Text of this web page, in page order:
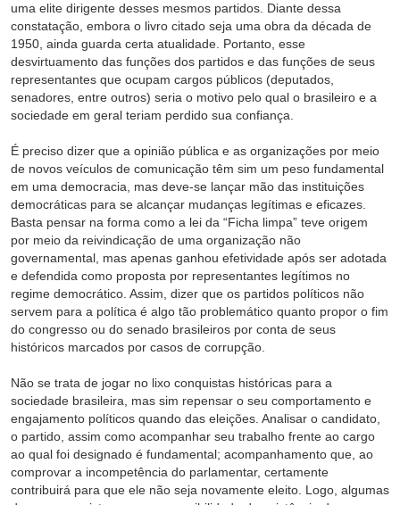
uma elite dirigente desses mesmos partidos. Diante dessa
constatação, embora o livro citado seja uma obra da década de
1950, ainda guarda certa atualidade. Portanto, esse
desvirtuamento das funções dos partidos e das funções de seus
representantes que ocupam cargos públicos (deputados,
senadores, entre outros) seria o motivo pelo qual o brasileiro e a
sociedade em geral teriam perdido sua confiança.
É preciso dizer que a opinião pública e as organizações por meio
de novos veículos de comunicação têm sim um peso fundamental
em uma democracia, mas deve-se lançar mão das instituições
democráticas para se alcançar mudanças legítimas e eficazes.
Basta pensar na forma como a lei da “Ficha limpa” teve origem
por meio da reivindicação de uma organização não
governamental, mas apenas ganhou efetividade após ser adotada
e defendida como proposta por representantes legítimos no
regime democrático. Assim, dizer que os partidos políticos não
servem para a política é algo tão problemático quanto propor o fim
do congresso ou do senado brasileiros por conta de seus
históricos marcados por casos de corrupção.
Não se trata de jogar no lixo conquistas históricas para a
sociedade brasileira, mas sim repensar o seu comportamento e
engajamento políticos quando das eleições. Analisar o candidato,
o partido, assim como acompanhar seu trabalho frente ao cargo
ao qual foi designado é fundamental; acompanhamento que, ao
comprovar a incompetência do parlamentar, certamente
contribuirá para que ele não seja novamente eleito. Logo, algumas